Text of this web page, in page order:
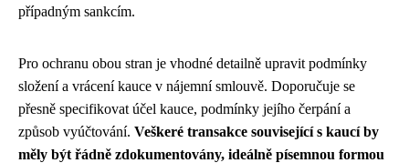
případným sankcím.
Pro ochranu obou stran je vhodné detailně upravit podmínky
složení a vrácení kauce v nájemní smlouvě. Doporučuje se
přesně specifikovat účel kauce, podmínky jejího čerpání a
způsob vyúčtování. Veškeré transakce související s kaucí by
měly být řádně zdokumentovány, ideálně písemnou formou